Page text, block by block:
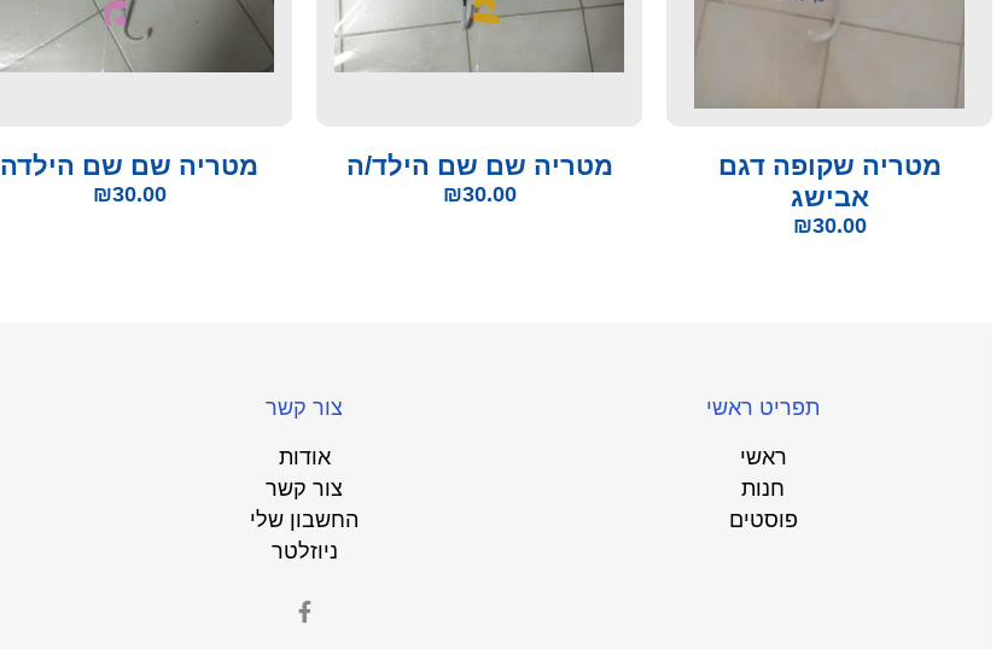
מטריה שקופה דגם
אבישג
₪30.00
מטריה שם שם הילד/ה
₪30.00
מטריה שם שם הילדה
₪30.00
תפריט ראשי
ראשי
חנות
פוסטים
צור קשר
אודות
צור קשר
החשבון שלי
ניוזלטר